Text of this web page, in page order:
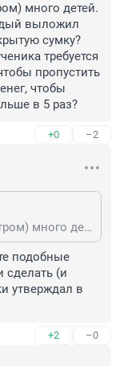
много детей.
выложил
сумку?
требуется
пропустить
чтобы
в 5 раз?
+0 –2
через детектор проходит сразу (утром) много детей. а заете ли вы, что надо чтобы каждый выложил все метал предметы и показал открытую сумку? а теперь решите задачу, если на 1 ученика требуется 3 минуты, сколько надо времени, чтобы пропустить всю школу? далее, сколько надо денег, чтобы детекторов и охранников стало больше в 5 раз?
подобные
сделать (и
утверждал в
+2 –0